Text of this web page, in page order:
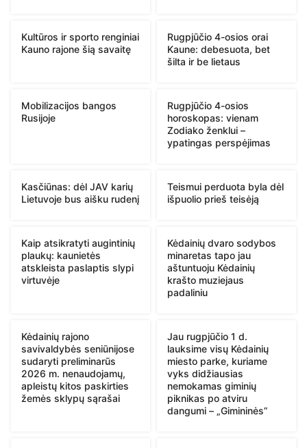
Kultūros ir sporto renginiai
Kauno rajone šią savaitę
Rugpjūčio 4-osios orai
Kaune: debesuota, bet
šilta ir be lietaus
Mobilizacijos bangos
Rusijoje
Rugpjūčio 4-osios
horoskopas: vienam
Zodiako ženklui –
ypatingas perspėjimas
Kasčiūnas: dėl JAV karių
Lietuvoje bus aišku rudenį
Teismui perduota byla dėl
išpuolio prieš teisėją
Kaip atsikratyti augintinių
plaukų: kaunietės
atskleista paslaptis slypi
virtuvėje
Kėdainių dvaro sodybos
minaretas tapo jau
aštuntuoju Kėdainių
krašto muziejaus
padaliniu
Kėdainių rajono
savivaldybės seniūnijose
sudaryti preliminarūs
2026 m. nenaudojamų,
apleistų kitos paskirties
žemės sklypų sąrašai
Jau rugpjūčio 1 d.
lauksime visų Kėdainių
miesto parke, kuriame
vyks didžiausias
nemokamas giminių
piknikas po atviru
dangumi – „Gimininės”